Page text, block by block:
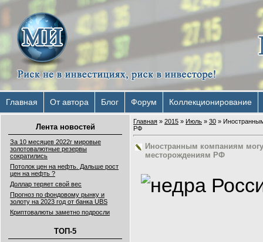
Главная От автора Блог Форум Коллекционирование
Лента новостей
За 10 месяцев 2022г мировые
золотовалютные резервы
сократились
Потолок цен на нефть. Дальше рост
цен на нефть ?
Доллар теряет свой вес
Прогноз по фондовому рынку и
золоту на 2023 год от банка UBS
Криптовалюты заметно подросли
ТОП-5
Главная » 2015 » Июль » 30 »
РФ
Иностранным компаниям
месторождениям РФ